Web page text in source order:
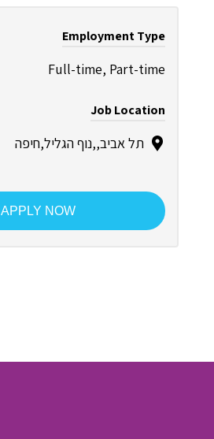
Employment Type
Full-time, Part-time
Job Location
תל אביב,,נוף הגליל,חיפה
APPLY NOW